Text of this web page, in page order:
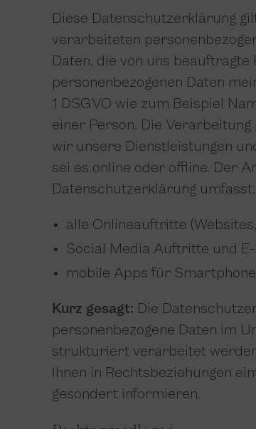
Diese Datenschutzerklärung
verarbeiteten
Daten, die von uns
personenbezogenen Daten
1 DSGVO wie zum Beispiel
einer Person. Die
wir unsere Dienstleistungen
sei es online oder offline. Der
Datenschutzerklärung umfasst:
alle Onlineauftritte
Social Media Auftritte und
mobile Apps für
Kurz gesagt: Die
personenbezogene Daten im
strukturiert verarbeitet
Ihnen in Rechtsbeziehungen
gesondert informieren.